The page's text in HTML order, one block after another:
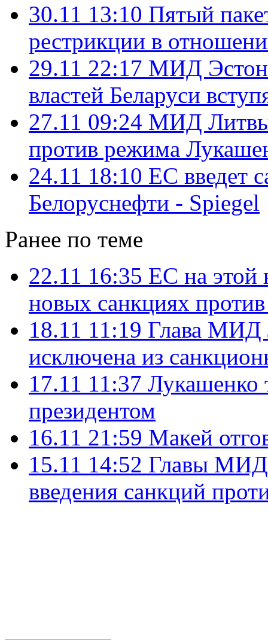
30.11 13:10 Пятый
рестрикции в
29.11 22:17 МИД
властей Беларуси
27.11 09:24 МИД
против режима
24.11 18:10 ЕС введет
Белоруснефти - Spiegel
Ранее по теме
22.11 16:35 ЕС на этой
новых санкциях
18.11 11:19 Глава МИД
исключена из
17.11 11:37 Лукашенко
президентом
16.11 21:59 Макей
15.11 14:52 Главы МИД
введения санкций